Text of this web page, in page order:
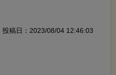
投稿日：2023/08/04 12:46:03